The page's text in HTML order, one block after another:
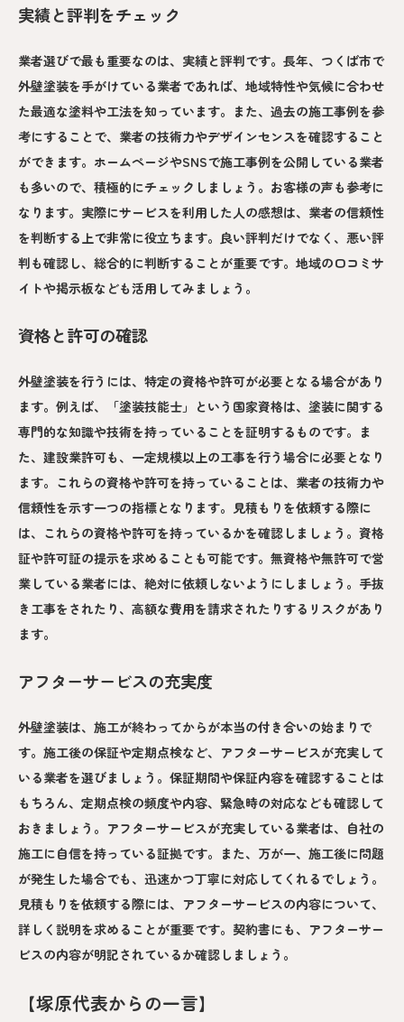
実績と評判をチェック
業者選びで最も重要なのは、実績と評判です。長年、つくば市で
外壁塗装を手がけている業者であれば、地域特性や気候に合わせ
た最適な塗料や工法を知っています。また、過去の施工事例を参
考にすることで、業者の技術力やデザインセンスを確認すること
ができます。ホームページやSNSで施工事例を公開している業者
も多いので、積極的にチェックしましょう。お客様の声も参考に
なります。実際にサービスを利用した人の感想は、業者の信頼性
を判断する上で非常に役立ちます。良い評判だけでなく、悪い評
判も確認し、総合的に判断することが重要です。地域の口コミサ
イトや掲示板なども活用してみましょう。
資格と許可の確認
外壁塗装を行うには、特定の資格や許可が必要となる場合があり
ます。例えば、「塗装技能士」という国家資格は、塗装に関する
専門的な知識や技術を持っていることを証明するものです。ま
た、建設業許可も、一定規模以上の工事を行う場合に必要となり
ます。これらの資格や許可を持っていることは、業者の技術力や
信頼性を示す一つの指標となります。見積もりを依頼する際に
は、これらの資格や許可を持っているかを確認しましょう。資格
証や許可証の提示を求めることも可能です。無資格や無許可で営
業している業者には、絶対に依頼しないようにしましょう。手抜
き工事をされたり、高額な費用を請求されたりするリスクがあり
ます。
アフターサービスの充実度
外壁塗装は、施工が終わってからが本当の付き合いの始まりで
す。施工後の保証や定期点検など、アフターサービスが充実して
いる業者を選びましょう。保証期間や保証内容を確認することは
もちろん、定期点検の頻度や内容、緊急時の対応なども確認して
おきましょう。アフターサービスが充実している業者は、自社の
施工に自信を持っている証拠です。また、万が一、施工後に問題
が発生した場合でも、迅速かつ丁寧に対応してくれるでしょう。
見積もりを依頼する際には、アフターサービスの内容について、
詳しく説明を求めることが重要です。契約書にも、アフターサー
ビスの内容が明記されているか確認しましょう。
【塚原代表からの一言】